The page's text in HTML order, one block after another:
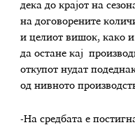
дека до крајот на
на договорените
и целиот вишок, како и
да остане кај
откупот нудат
од нивното
-На средбата е